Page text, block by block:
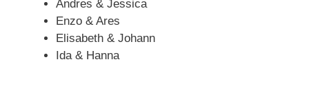
Andres & Jessica
Enzo & Ares
Elisabeth & Johann
Ida & Hanna